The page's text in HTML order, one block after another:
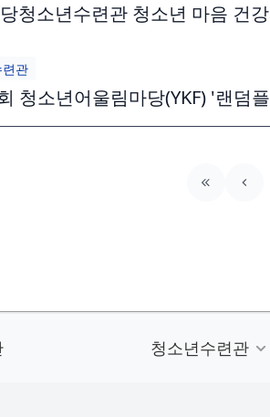
청소년수련관 청소년 마음 건
관
청소년어울림마당(YKF) '랜덤
청소년수련관